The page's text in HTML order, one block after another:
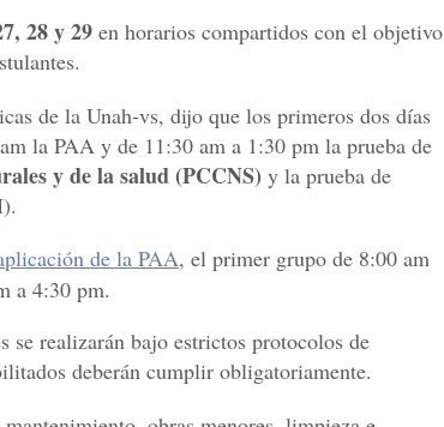
28 y 29 en horarios compartidos con el objetivo
de la Unah-vs, dijo que los primeros dos días
la PAA y de 11:30 am a 1:30 pm la prueba de
y de la salud (PCCNS) y la prueba de
de la PAA, el primer grupo de 8:00 am
a 4:30 pm.
se realizarán bajo estrictos protocolos de
deberán cumplir obligatoriamente.